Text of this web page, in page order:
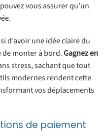
vous assurer qu’un
d’avoir une idée claire du
de monter à bord.Gagnez en
stress, sachant que tout
modernes rendent cette
vos déplacements
de paiement